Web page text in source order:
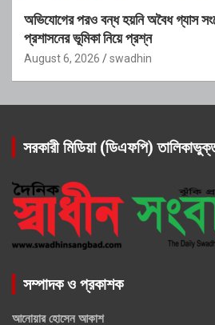
অভিযোগের পরও বন্ধ হয়নি অবৈধ গ্যাস
প্রশাসনের ভূমিকা নিয়ে প্রশ্ন
August 6, 2026 swadhin
সরকারী মিডিয়া (ডিএফপি)
সম্পাদক ও প্রকাশক
আনোয়ার হোসেন আকাশ